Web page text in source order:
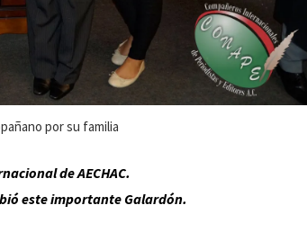
por su familia
de AECHAC.
este importante Galardón.